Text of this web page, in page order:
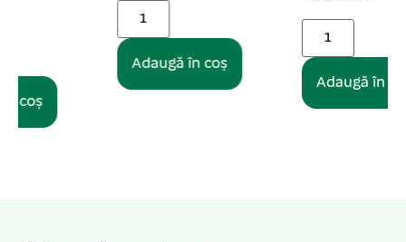
Adaugă în coș
Adaugă în coș